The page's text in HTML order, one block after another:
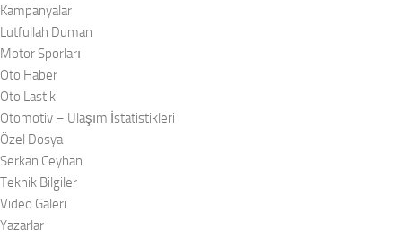
Kampanyalar
Lutfullah Duman
Motor Sporları
Oto Haber
Oto Lastik
Otomotiv – Ulaşım İstatistikleri
Özel Dosya
Serkan Ceyhan
Teknik Bilgiler
Video Galeri
Yazarlar